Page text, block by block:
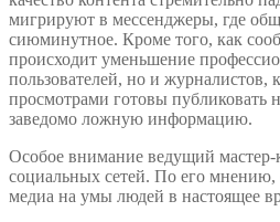
мигрируют в мессенджеры, где
сиюминутное. Кроме того, как
происходит уменьшение
пользователей, но и журналистов,
просмотрами готовы публиковать
заведомо ложную информацию.
Особое внимание ведущий мастер-
социальных сетей. По его
медиа на умы людей в настоящее